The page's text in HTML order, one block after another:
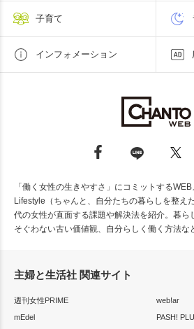
子育て
インフォメーション
「働く女性の生きやすさ」にコミットする
Lifestyle（ちゃんと、自分たちの暮らしを整え
代の女性が直面する課題や解決法を紹介。暮ら
そぐわない古い価値観、自分らしく働く方法な
主婦と生活社 関連サイト
週刊女性PRIME
web!ar
mEdel
PASH!